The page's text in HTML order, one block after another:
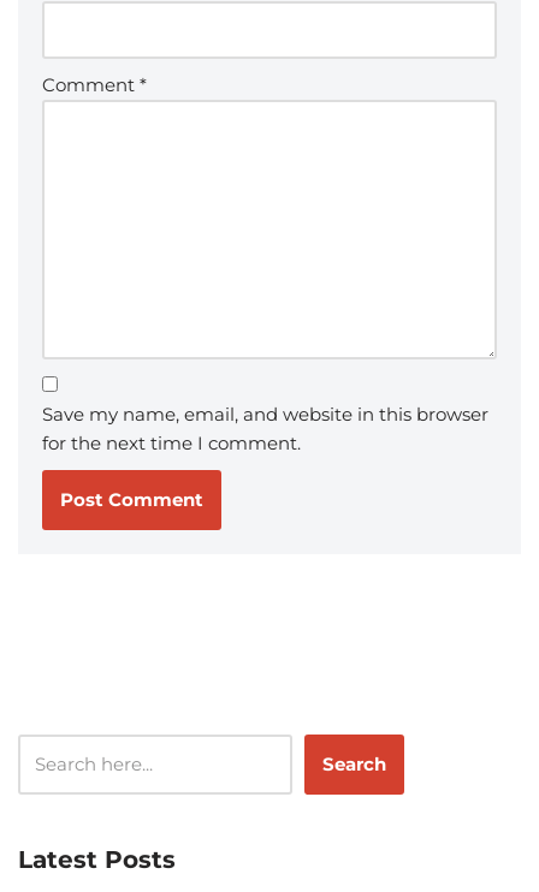
Comment *
Save my name, email, and website in this browser
for the next time I comment.
Search
Latest Posts